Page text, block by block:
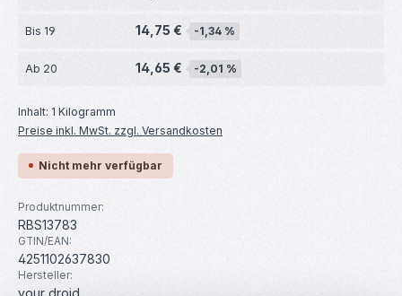
Bis 19 14,75 € -1,34 %
Ab 20 14,65 € -2,01 %
Inhalt: 1 Kilogramm
Preise inkl. MwSt. zzgl. Versandkosten
Nicht mehr verfügbar
Produktnummer:
RBS13783
GTIN/EAN:
4251102637830
Hersteller:
your droid